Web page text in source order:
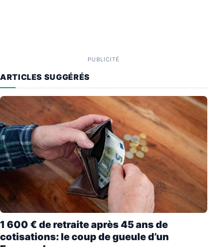
PUBLICITÉ
ARTICLES SUGGÉRÉS
1 600 € de retraite après 45 ans de
cotisations: le coup de gueule d’un